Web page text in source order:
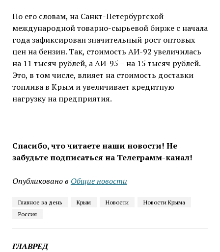
По его словам, на Санкт-Петербургской
международной товарно-сырьевой бирже с начала
года зафиксирован значительный рост оптовых
цен на бензин. Так, стоимость АИ-92 увеличилась
на 11 тысяч рублей, а АИ-95 – на 15 тысяч рублей.
Это, в том числе, влияет на стоимость доставки
топлива в Крым и увеличивает кредитную
нагрузку на предприятия.
Спасибо, что читаете наши новости! Не
забудьте подписаться на Телеграмм-канал!
Опубликовано в Общие новости
Главное за день Крым Новости
Новости Крыма
Россия
ГЛАВРЕД